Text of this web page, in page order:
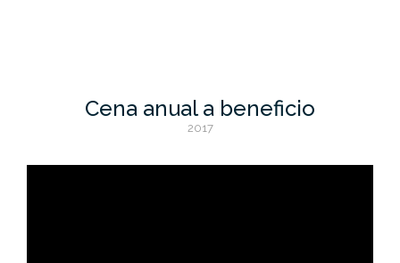
Cena anual a beneficio
2017